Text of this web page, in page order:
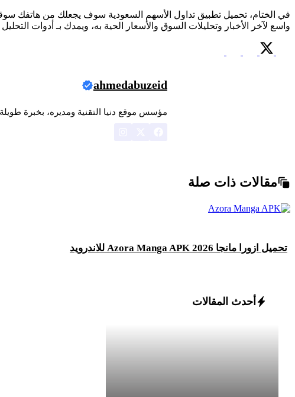
في الختام، تحميل تطبيق تداول الأسهم السعودية سوف يجعلك من هاتفك
واسع لآخر الأخبار وتحليلات السوق والأسعار الحية به، ويمدك بـ أدوات
ahmedabuzeid
مؤسس موقع دنيا التقنية ومديره، بخبرة طويلة
مقالات ذات صلة
تحميل ازورا مانجا 2026 Azora Manga APK للاندرويد
أحدث المقالات